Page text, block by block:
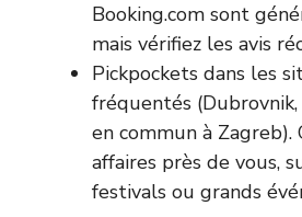
Booking.com sont
mais vérifiez les avis
Pickpockets dans les
fréquentés
en commun à Zagreb).
affaires près de vous,
festivals ou grands